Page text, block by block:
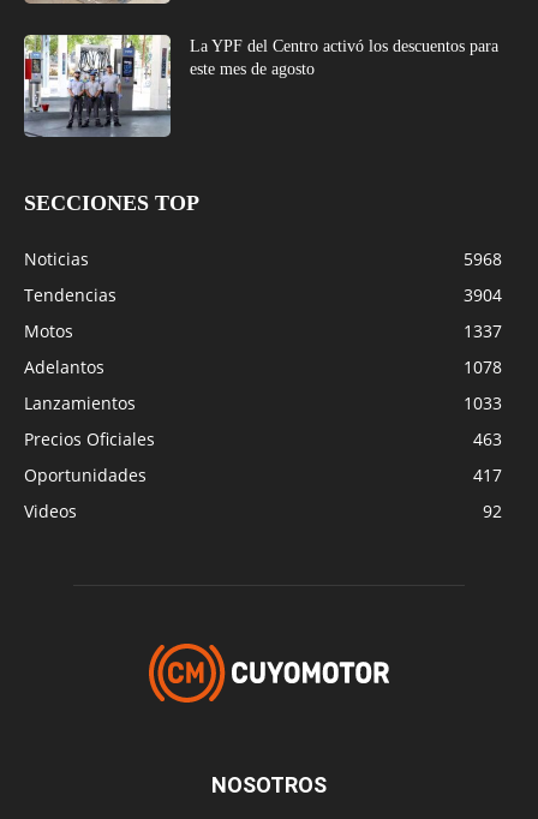
La YPF del Centro activó los descuentos para
este mes de agosto
SECCIONES TOP
Noticias
5968
Tendencias
3904
Motos
1337
Adelantos
1078
Lanzamientos
1033
Precios Oficiales
463
Oportunidades
417
Videos
92
NOSOTROS